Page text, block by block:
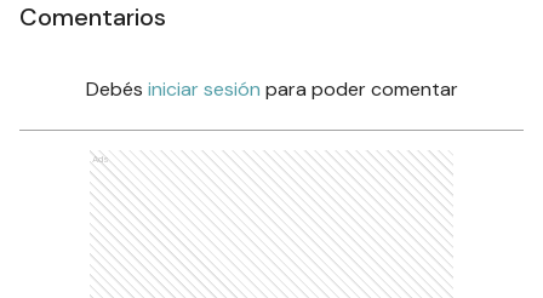
Comentarios
Debés iniciar sesión para poder comentar
Ads